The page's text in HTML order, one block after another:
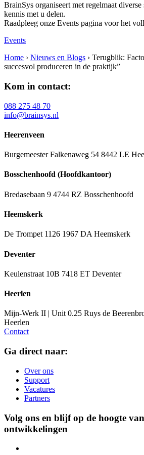
BrainSys organiseert met regelmaat diverse
kennis met u delen.
Raadpleeg onze Events pagina voor het
Events
Home › Nieuws en Blogs › Terugblik:
succesvol produceren in de praktijk”
Kom in contact:
088 275 48 70
info@brainsys.nl
Heerenveen
Burgemeester Falkenaweg 54 8442 LE
Bosschenhoofd (Hoofdkantoor)
Bredasebaan 9 4744 RZ Bosschenhoofd
Heemskerk
De Trompet 1126 1967 DA Heemskerk
Deventer
Keulenstraat 10B 7418 ET Deventer
Heerlen
Mijn-Werk II | Unit 0.25 Ruys de
Heerlen
Contact
Ga direct naar:
Over ons
Support
Vacatures
Partners
Volg ons en blijf op de hoogte
ontwikkelingen